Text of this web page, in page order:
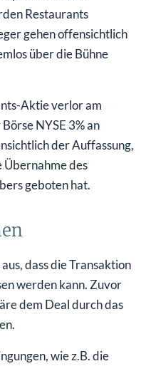
Restaurants
gehen offensichtlich
über die Bühne
Aktie verlor am
NYSE 3% an
der Auffassung,
Übernahme des
geboten hat.
dass die Transaktion
werden kann. Zuvor
dem Deal durch das
wie z.B. die